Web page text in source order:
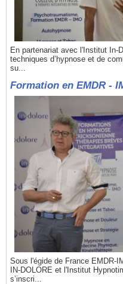
En partenariat avec l'Institut In-
techniques d’hypnose et de
su...
Formation en EMDR -
Sous l'égide de France EMDR-
IN-DOLORE et l'Institut
s’inscri...